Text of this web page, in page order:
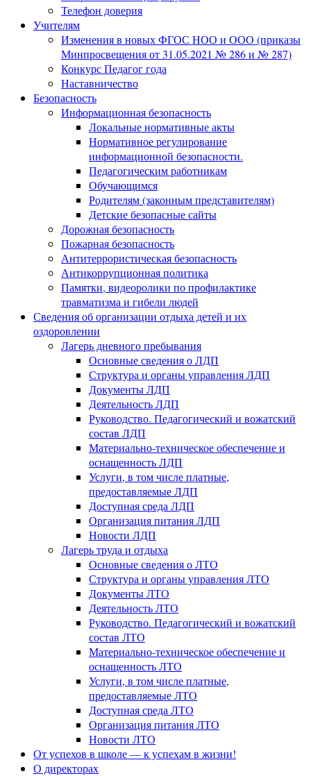
Телефон доверия
Учителям
Изменения в новых ФГОС НОО и ООО (приказы
Минпросвещения от 31.05.2021 № 286 и № 287)
Конкурс Педагог года
Наставничество
Безопасность
Информационная безопасность
Локальные нормативные акты
Нормативное регулирование
информационной безопасности.
Педагогическим работникам
Обучающимся
Родителям (законным представителям)
Детские безопасные сайты
Дорожная безопасность
Пожарная безопасность
Антитеррористическая безопасность
Антикоррупционная политика
Памятки, видеоролики по профилактике
травматизма и гибели людей
Сведения об организации отдыха детей и их
оздоровлении
Лагерь дневного пребывания
Основные сведения о ЛДП
Структура и органы управления ЛДП
Документы ЛДП
Деятельность ЛДП
Руководство. Педагогический и вожатский
состав ЛДП
Материально-техническое обеспечение и
оснащенность ЛДП
Услуги, в том числе платные,
предоставляемые ЛДП
Доступная среда ЛДП
Организация питания ЛДП
Новости ЛДП
Лагерь труда и отдыха
Основные сведения о ЛТО
Структура и органы управления ЛТО
Документы ЛТО
Деятельность ЛТО
Руководство. Педагогический и вожатский
состав ЛТО
Материально-техническое обеспечение и
оснащенность ЛТО
Услуги, в том числе платные,
предоставляемые ЛТО
Доступная среда ЛТО
Организация питания ЛТО
Новости ЛТО
От успехов в школе — к успехам в жизни!
О директорах